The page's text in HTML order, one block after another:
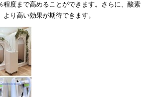
程度まで高めることができます。さらに、酸
り高い効果が期待できます。